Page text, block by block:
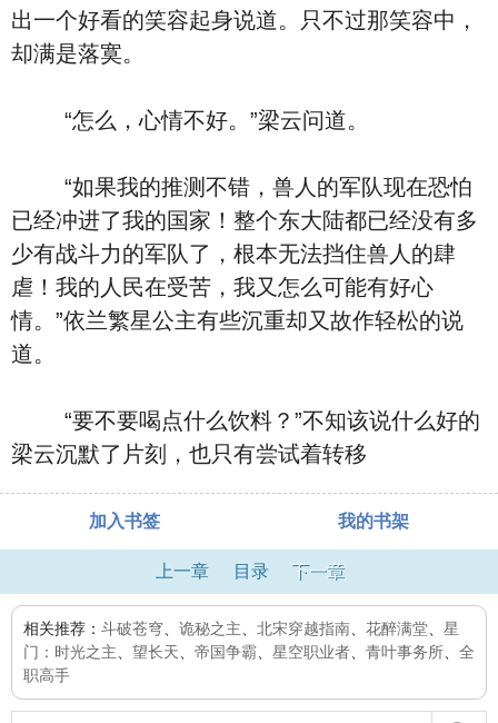
出一个好看的笑容起身说道。只不过那笑容中，
却满是落寞。
“怎么，心情不好。”梁云问道。
“如果我的推测不错，兽人的军队现在恐怕
已经冲进了我的国家！整个东大陆都已经没有多
少有战斗力的军队了，根本无法挡住兽人的肆
虐！我的人民在受苦，我又怎么可能有好心
情。”依兰繁星公主有些沉重却又故作轻松的说
道。
“要不要喝点什么饮料？”不知该说什么好的
梁云沉默了片刻，也只有尝试着转移
加入书签 我的书架
上一章 目录 下一章
相关推荐： 斗破苍穹 诡秘之主 北宋穿越指南 花醉满堂
星
门：时光之主
望长天 帝国争霸 星空职业者 青叶事务所
全
职高手